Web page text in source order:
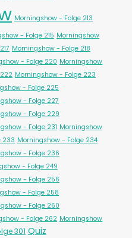
Morningshow - Folge 213
- Folge 215 Morningshow
Morningshow - Folge 218
- Folge 220 Morningshow
Morningshow - Folge 223
- Folge 225
- Folge 227
- Folge 229
- Folge 231 Morningshow
233 Morningshow - Folge 234
- Folge 236
- Folge 249
- Folge 256
- Folge 258
- Folge 260
- Folge 262 Morningshow
301 Quiz